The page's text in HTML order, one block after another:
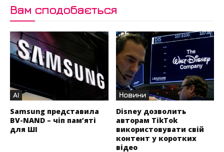
Вам сподобається
AI
Samsung представила
BV-NAND – чіп пам’яті
для ШІ
Новини
Disney дозволить
авторам TikTok
використовувати свій
контент у коротких
відео